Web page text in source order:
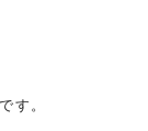
す。